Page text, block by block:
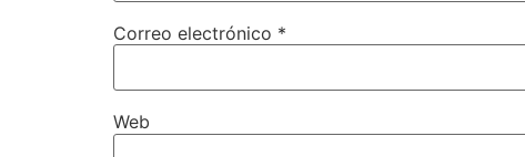
Correo electrónico *
Web